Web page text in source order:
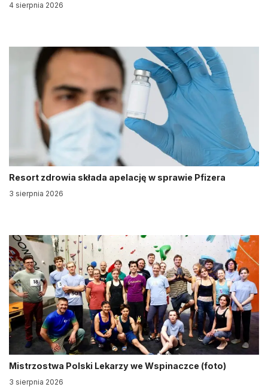
4 sierpnia 2026
Resort zdrowia składa apelację w sprawie Pfizera
3 sierpnia 2026
Mistrzostwa Polski Lekarzy we Wspinaczce (foto)
3 sierpnia 2026